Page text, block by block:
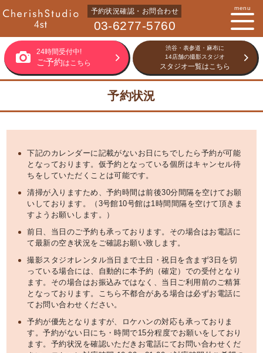
予約状況確認・お問合わせ
03-6277-5760
menu
24時間受付中!
ご予約はこちら
渋谷・表参道・麻布に
14店舗の撮影スタジオ
スタジオ一覧はこちら
予約状況
下記のカレンダーに記載がないお日にちでしたら予約が可能
となっております。仮予約となっている個所はキャンセル待
ちをしていただくことは可能です。
清掃が入りますため、予約時間は前後30分間隔を空けてお願
いしております。（3号館10号館は1時間間隔を空けて頂きま
すようお願いします。）
前日、当日のご予約も承っております。その場合はお電話に
て最新の空き状況をご確認お願い致します。
撮影スタジオレンタル当日まで土日・祝日を含まず3日を切
っている場合には、自動的に本予約（確定）での受付となり
ます。その場合はお振込みではなく、当日ご利用前のご精算
となっております。こちら不都合がある場合は必ずお電話に
てお問い合わせください。
予約が優先となりますが、ロケハンの対応も承っておりま
す。予約がない日にち・時間で15分程度でお願いをしており
ます。予約状況を確認いただきお電話にてお問い合わせくだ